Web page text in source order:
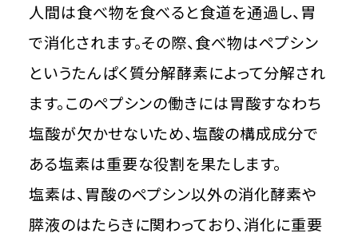
人間は食べ物を食べると食道を通過し、胃
で消化されます。その際、食べ物はペプシン
というたんぱく質分解酵素によって分解され
ます。このペプシンの働きには胃酸すなわち
塩酸が欠かせないため、塩酸の構成成分で
ある塩素は重要な役割を果たします。
塩素は、胃酸のペプシン以外の消化酵素や
膵液のはたらきに関わっており、消化に重要